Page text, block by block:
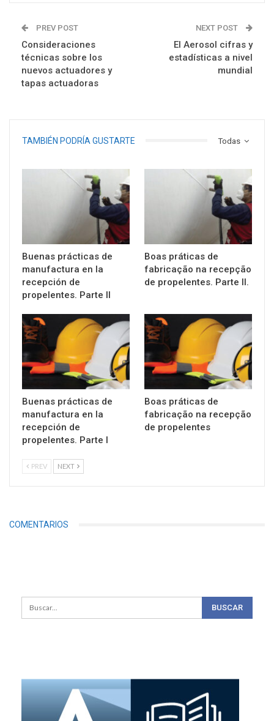
PREV POST
Consideraciones
técnicas sobre los
nuevos actuadores y
tapas actuadoras
NEXT POST
El Aerosol cifras y
estadísticas a nivel
mundial
Todas
TAMBIÉN PODRÍA GUSTARTE
Buenas prácticas de
manufactura en la
recepción de
propelentes. Parte II
Boas práticas de
fabricação na recepção
de propelentes. Parte II.
Buenas prácticas de
manufactura en la
recepción de
propelentes. Parte I
Boas práticas de
fabricação na recepção
de propelentes
PREV NEXT
COMENTARIOS